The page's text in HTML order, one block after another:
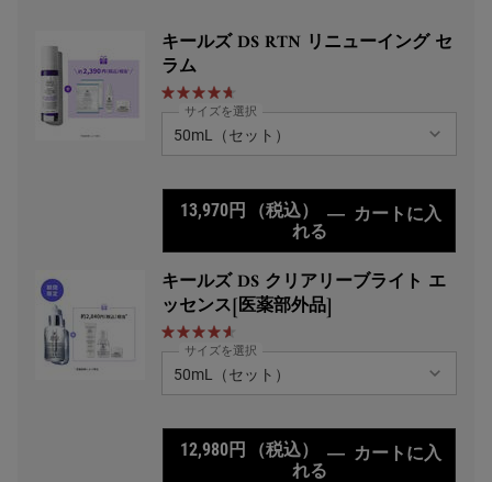
キールズ DS RTN リニューイング セ
ラム
サイズを選択
13,970円 （税込） ― カートに入
れる
キールズ DS クリアリーブライト エ
ッセンス[医薬部外品]
サイズを選択
12,980円 （税込） ― カートに入
れる